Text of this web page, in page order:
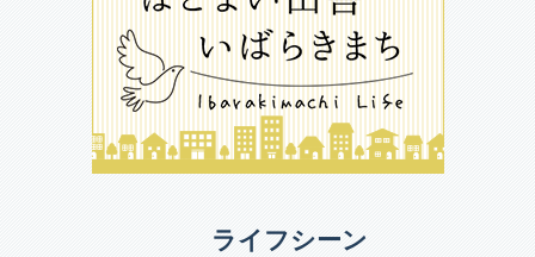
ライフシーン